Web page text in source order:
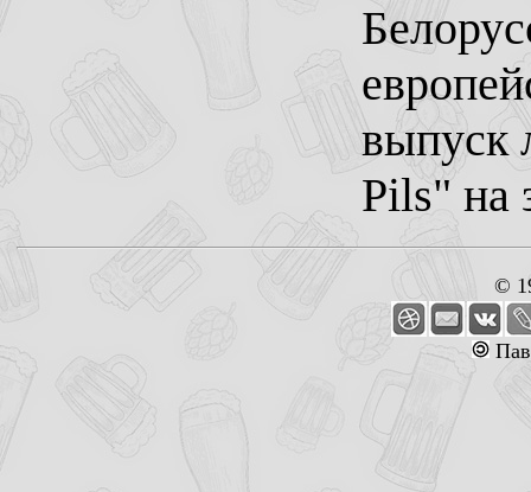
выпуск
Pils" на
©